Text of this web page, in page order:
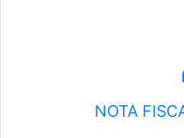
NOTA